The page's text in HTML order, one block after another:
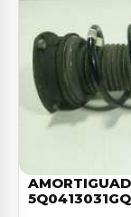
5Q0413031GQ